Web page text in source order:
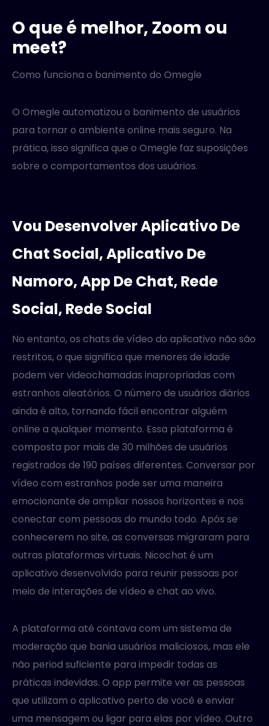
O que é melhor, Zoom ou
meet?
Como funciona o banimento do Omegle
O Omegle automatizou o banimento de usuários
para tornar o ambiente online mais seguro. Na
prática, isso significa que o Omegle faz suposições
sobre o comportamentos dos usuários.
Vou Desenvolver Aplicativo De
Chat Social, Aplicativo De
Namoro, App De Chat, Rede
Social, Rede Social
No entanto, os chats de vídeo do aplicativo não são
restritos, o que significa que menores de idade
podem ver videochamadas inapropriadas com
estranhos aleatórios. O número de usuários diários
ainda é alto, tornando fácil encontrar alguém
online a qualquer momento. Essa plataforma é
composta por mais de 30 milhões de usuários
registrados de 190 países diferentes. Conversar por
vídeo com estranhos pode ser uma maneira
emocionante de ampliar nossos horizontes e nos
conectar com pessoas do mundo todo. Após se
conhecerem no site, as conversas migraram para
outras plataformas virtuais. Nicochat é um
aplicativo desenvolvido para reunir pessoas por
meio de interações de vídeo e chat ao vivo.
A plataforma até contava com um sistema de
moderação que bania usuários maliciosos, mas ele
não period suficiente para impedir todas as
práticas indevidas. O app permite ver as pessoas
que utilizam o aplicativo perto de você e enviar
uma mensagem ou ligar para elas por vídeo. Outro